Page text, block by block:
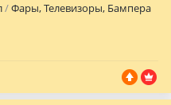
Фары, Телевизоры, Бампера